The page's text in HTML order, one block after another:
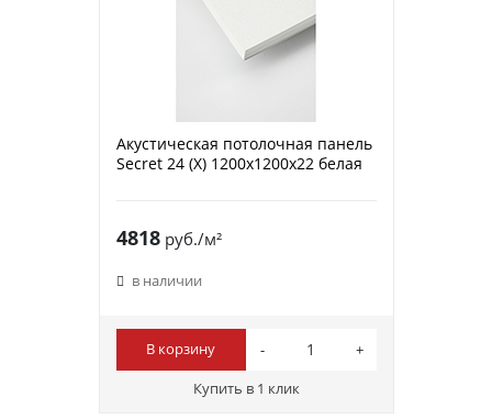
Акустическая потолочная панель
Secret 24 (X) 1200x1200x22 белая
4818руб./м²
в наличии
В корзину
Купить в 1 клик